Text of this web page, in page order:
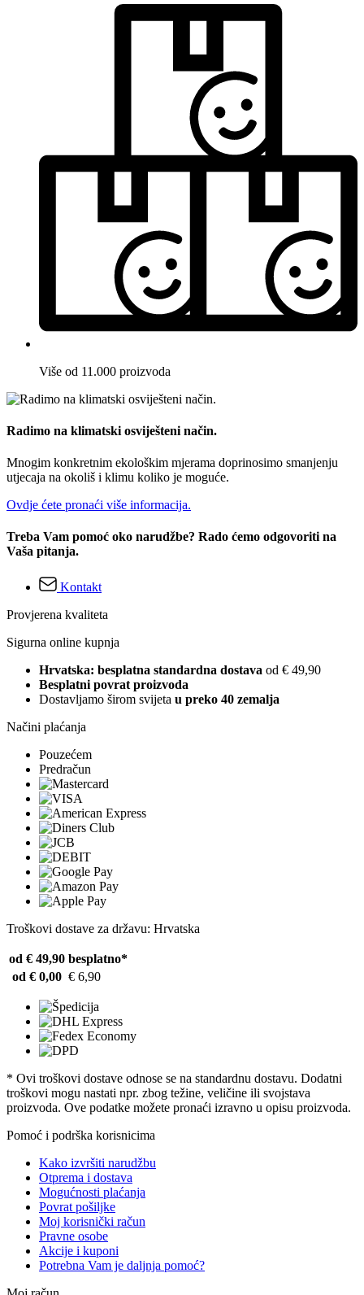
Više od 11.000 proizvoda
Radimo na klimatski osviješteni način.
Mnogim konkretnim ekološkim mjerama doprinosimo smanjenju
utjecaja na okoliš i klimu koliko je moguće.
Ovdje ćete pronaći više informacija.
Treba Vam pomoć oko narudžbe? Rado ćemo odgovoriti na
Vaša pitanja.
Kontakt
Provjerena kvaliteta
Sigurna online kupnja
Hrvatska: besplatna standardna dostava od € 49,90
Besplatni povrat proizvoda
Dostavljamo širom svijeta u preko 40 zemalja
Načini plaćanja
Pouzećem
Predračun
Troškovi dostave za državu: Hrvatska
od € 49,90 besplatno*
od € 0,00 € 6,90
* Ovi troškovi dostave odnose se na standardnu ​​dostavu. Dodatni
troškovi mogu nastati npr. zbog težine, veličine ili svojstava
proizvoda. Ove podatke možete pronaći izravno u opisu proizvoda.
Pomoć i podrška korisnicima
Kako izvršiti narudžbu
Otprema i dostava
Mogućnosti plaćanja
Povrat pošiljke
Moj korisnički račun
Pravne osobe
Akcije i kuponi
Potrebna Vam je daljnja pomoć?